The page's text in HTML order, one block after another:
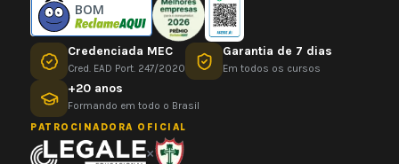
BOM
Credenciada MEC
Cred. EAD Port. 247/2020
Garantia de 7 dias
Em todos os cursos
+20 anos
Formando em todo o Brasil
PATROCINADORA OFICIAL
×